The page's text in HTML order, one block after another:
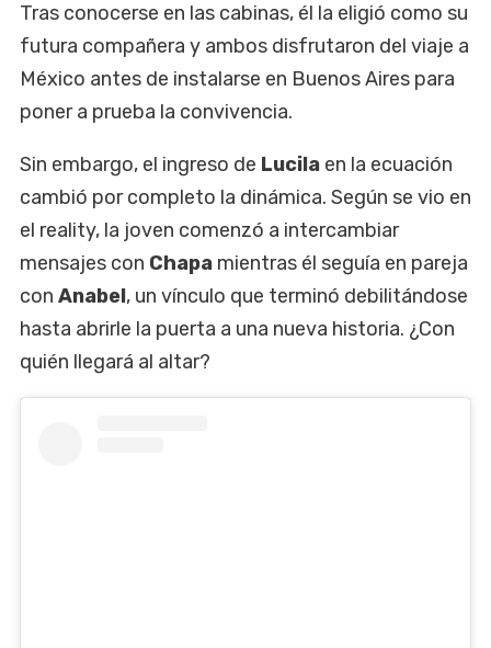
Tras conocerse en las cabinas, él la eligió como su
futura compañera y ambos disfrutaron del viaje a
México antes de instalarse en Buenos Aires para
poner a prueba la convivencia.
Sin embargo, el ingreso de Lucila en la ecuación
cambió por completo la dinámica. Según se vio en
el reality, la joven comenzó a intercambiar
mensajes con Chapa mientras él seguía en pareja
con Anabel, un vínculo que terminó debilitándose
hasta abrirle la puerta a una nueva historia. ¿Con
quién llegará al altar?